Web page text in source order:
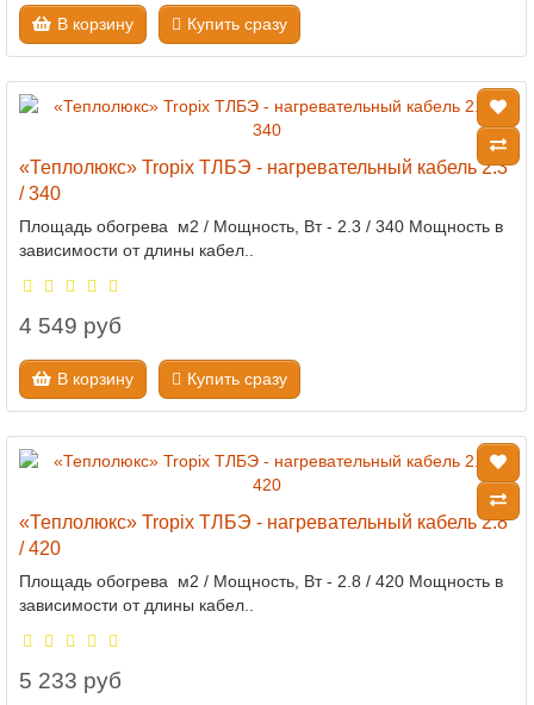
В корзину Купить сразу
«Теплолюкс» Tropix ТЛБЭ - нагревательный кабель 2.3
/ 340
Площадь обогрева м2 / Мощность, Вт - 2.3 / 340 Мощность в
зависимости от длины кабел..
4 549 руб
В корзину Купить сразу
«Теплолюкс» Tropix ТЛБЭ - нагревательный кабель 2.8
/ 420
Площадь обогрева м2 / Мощность, Вт - 2.8 / 420 Мощность в
зависимости от длины кабел..
5 233 руб